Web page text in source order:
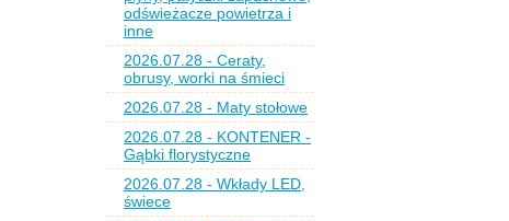
odświeżacze powietrza i
inne
2026.07.28 - Ceraty,
obrusy, worki na śmieci
2026.07.28 - Maty stołowe
2026.07.28 - KONTENER -
Gąbki florystyczne
2026.07.28 - Wkłady LED,
świece